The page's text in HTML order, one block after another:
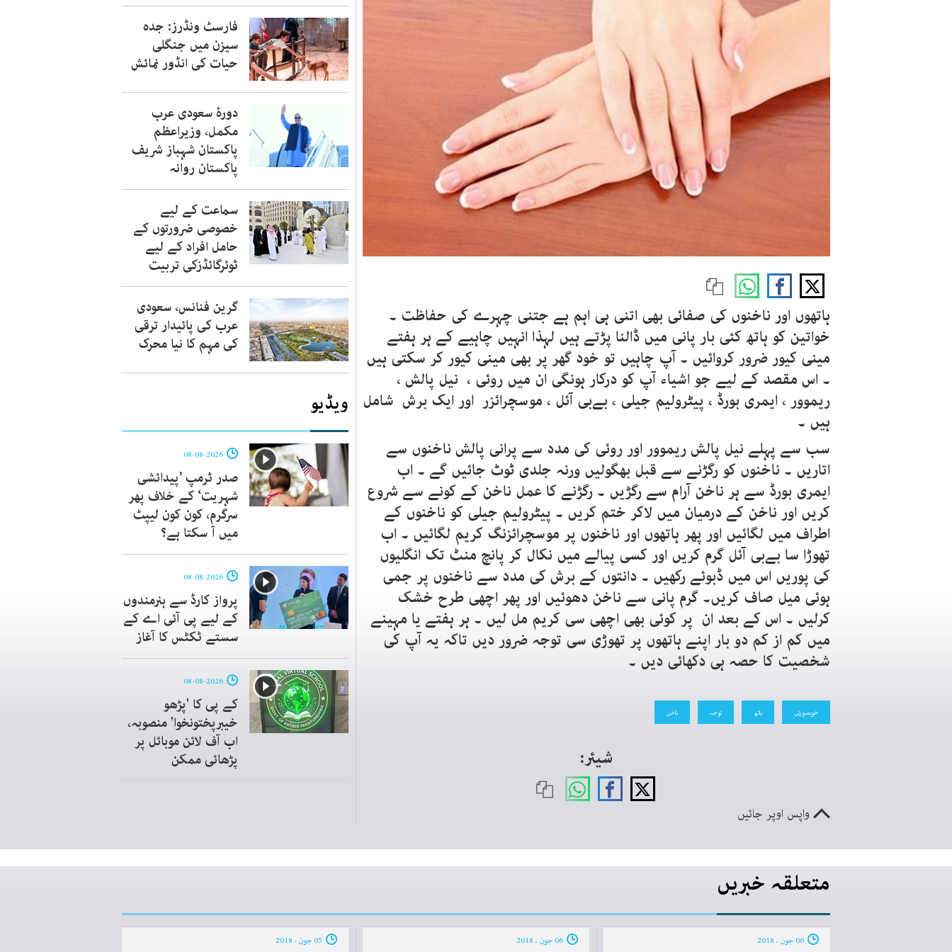
ہاتھوں اور ناخنوں کی صفائی بھی اتنی ہی اہم ہے جتنی چہرے کی حفاظت ۔
خواتین کو ہاتھ کئی بار پانی میں ڈالنا پڑتے ہیں لہذا انہیں چاہیے کے ہر ہفتے
مینی کیور ضرور کروائیں ۔ آپ چاہیں تو خود گھر پر بھی مینی کیور کر سکتی ہیں
۔ اس مقصد کے لیے جو اشیاء آپ کو درکار ہونگی ان میں روئی ، نیل پالش ،
ریموور ، ایمری بورڈ ، پیٹرولیم جیلی ، بےبی آئل ، موسچرائزر اور ایک برش شامل
ہیں ۔
سب سے پہلے نیل پالش ریموور اور روئی کی مدد سے پرانی پالش ناخنوں سے
اتاریں ۔ ناخنوں کو رگڑنے سے قبل بھگولیں ورنہ جلدی ٹوٹ جائیں گے ۔ اب
ایمری بورڈ سے ہر ناخن آرام سے رگڑیں ۔ رگڑنے کا عمل ناخن کے کونے سے شروع
کریں اور ناخن کے درمیان میں لاکر ختم کریں ۔ پیٹرولیم جیلی کو ناخنوں کے
اطراف میں لگائیں اور پھر ہاتھوں اور ناخنوں پر موسچرائزنگ کریم لگائیں ۔ اب
تھوڑا سا بےبی آئل گرم کریں اور کسی پیالے میں نکال کر پانچ منٹ تک انگلیوں
کی پوریں اس میں ڈبوئے رکھیں ۔ دانتوں کے برش کی مدد سے ناخنوں پر جمی
ہوئی میل صاف کریں۔ گرم پانی سے ناخن دھوئیں اور پھر اچھی طرح خشک
کرلیں ۔ اس کے بعد ان پر کوئی بھی اچھی سی کریم مل لیں ۔ ہر ہفتے یا مہینے
میں کم از کم دو بار اپنے ہاتھوں پر تھوڑی سی توجہ ضرور دیں تاکہ یہ آپ کی
شخصیت کا حصہ ہی دکھائی دیں ۔
خوبصورتی ہاتھ توجہ ناخن
شیئر:
واپس اوپر جائیں
فارسٹ ونڈرز: جدہ
سیزن میں جنگلی
حیات کی انڈور نمائش
دورۂ سعودی عرب
مکمل، وزیراعظم
پاکستان شہباز شریف
پاکستان روانہ
سماعت کے لیے
خصوصی ضرورتوں کے
حامل افراد کے لیے
ٹوئرگائڈزکی تربیت
گرین فنانس، سعودی
عرب کی پائیدار ترقی
کی مہم کا نیا محرک
ویڈیو
صدر ٹرمپ ’پیدائشی
شہریت‘ کے خلاف پھر
سرگرم، کون کون لیپٹ
میں آ سکتا ہے؟
پرواز کارڈ سے ہنرمندوں
کے لیے پی آئی اے کے
سستے ٹکٹس کا آغاز
کے پی کا 'پڑھو
خیبرپختونخوا' منصوبہ،
اب آف لائن موبائل پر
پڑھائی ممکن
متعلقہ خبریں